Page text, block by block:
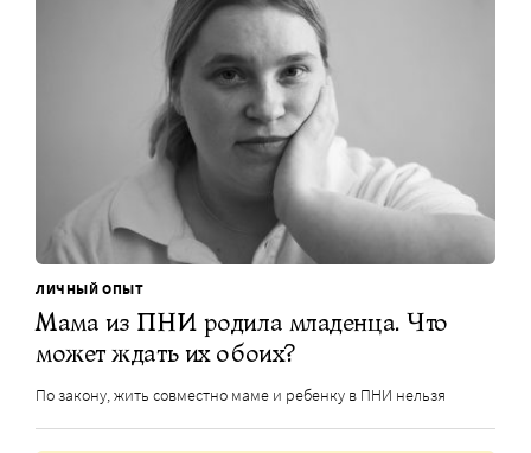
ЛИЧНЫЙ ОПЫТ
Мама из ПНИ родила младенца. Что
может ждать их обоих?
По закону, жить совместно маме и ребенку в ПНИ нельзя